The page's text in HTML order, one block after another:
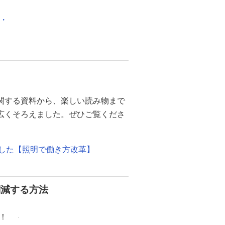
する資料から、楽しい読み物まで
そろえました。ぜひご覧くださ
た【照明で働き方改革】
する方法